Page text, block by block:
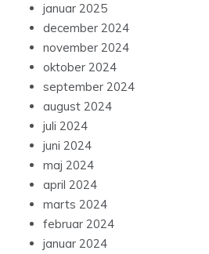
januar 2025
december 2024
november 2024
oktober 2024
september 2024
august 2024
juli 2024
juni 2024
maj 2024
april 2024
marts 2024
februar 2024
januar 2024